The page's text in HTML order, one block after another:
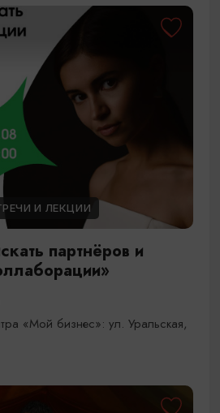
И ЛЕКЦИИ
партнёров и
«Мой бизнес»: ул. Уральская,